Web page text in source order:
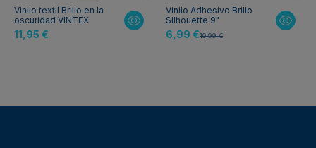
Vinilo textil Brillo en la
oscuridad VINTEX
11,95 €
Vinilo Adhesivo Brillo
Silhouette 9"
6,99 €10,99 €